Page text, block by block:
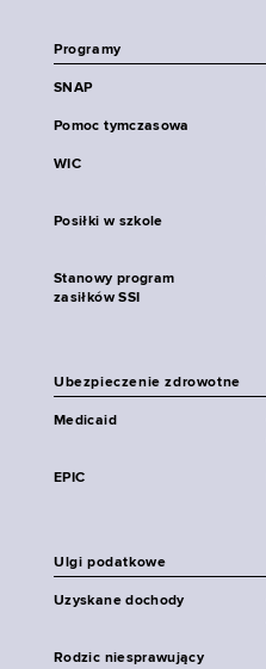
Programy
SNAP
Pomoc tymczasowa
WIC
Posiłki w szkole
Stanowy program
zasiłków SSI
Ubezpieczenie zdrowotne
Medicaid
EPIC
Ulgi podatkowe
Uzyskane dochody
Rodzic niesprawujący